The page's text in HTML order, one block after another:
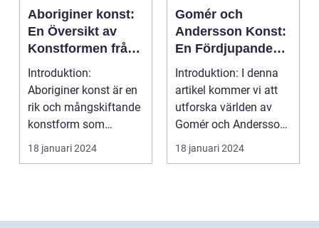
Aboriginer konst:
En Översikt av
Konstformen från
Australiens
Urinvånare
Introduktion:
Aboriginer konst är en
rik och mångskiftande
konstform som
härstammar från
Australiens...
18 januari 2024
Gomér och
Andersson Konst:
En Fördjupande
Översikt
Introduktion: I denna
artikel kommer vi att
utforska världen av
Gomér och Andersson
konst, dess olik...
18 januari 2024